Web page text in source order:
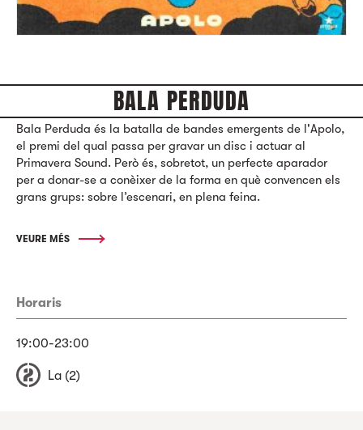
BALA PERDUDA
Bala Perduda és la batalla de bandes emergents de l'Apolo,
el premi del qual passa per gravar un disc i actuar al
Primavera Sound. Però és, sobretot, un perfecte aparador
per a donar-se a conèixer de la forma en què convencen els
grans grups: sobre l’escenari, en plena feina.
VEURE MÉS
Horaris
19:00-23:00
La (2)